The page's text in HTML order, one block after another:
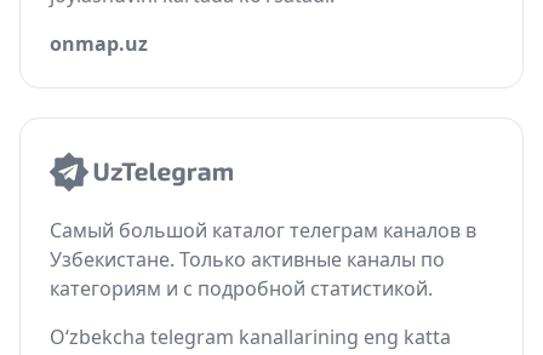
onmap.uz
Самый большой каталог телеграм каналов в
Узбекистане. Только активные каналы по
категориям и с подробной статистикой.
O‘zbekcha telegram kanallarining eng katta